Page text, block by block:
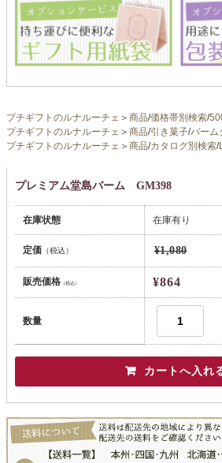
プチギフトのルナルーチェ ＞ 商品/価格帯別検索/
プチギフトのルナルーチェ ＞ 商品/引き菓子/バーム
プチギフトのルナルーチェ ＞ 商品/カタログ別検索/
プレミアム堂島バーム GM398
在庫状態 在庫有り
定価（税込） ¥1,080
販売価格（税込） ¥864
数量